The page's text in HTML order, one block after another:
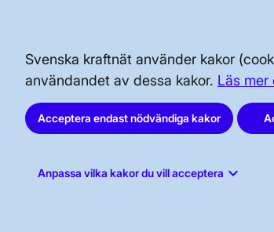
Svenska kraftnät använder kakor
användandet av dessa kakor. Läs mer
Acceptera endast nödvändiga kakor
Anpassa vilka kakor du vill acceptera keyboard_arrow_down
AKTÖRSPORTALEN